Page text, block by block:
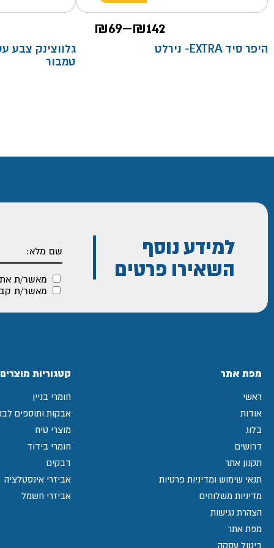
₪69–₪142
מחירים:
⁦₪69⁩
היפר סיד EXTRA- נירלט
טמבור
למידע נוסף
השאירו פרטים
מאשר/ת
מאשר/ת
מפת אתר
ראשי
אודות
בלוג
דרושים
תקנון אתר
תנאי שימוש ומדיניות פרטיות
מדיניות משלוחים
הצהרת נגישות
מפת אתר
ביטול עסקה
קטגוריות מוצרים
חומרי בניין
אבקות ותוספים
מוצרי טיח
חומרי בידוד
דבקים
אביזרי אינסטלציה
אביזרי חשמל